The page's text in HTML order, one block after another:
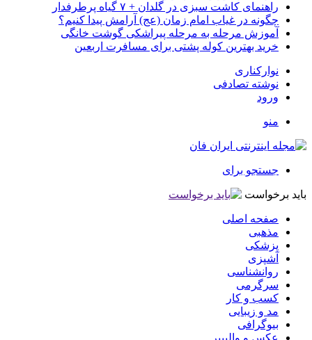
راهنمای کاشت سبزی در گلدان + ۷ گیاه پرطرفدار
چگونه در غیاب امام زمان (عج) آرامش پیدا کنیم؟
آموزش مرحله به مرحله پیراشکی گوشت خانگی
خرید بهترین کوله پشتی برای مسافرت اربعین
نوارکناری
نوشته تصادفی
ورود
منو
جستجو برای
باید برخواست
صفحه اصلی
مذهبی
پزشکی
آشپزی
روانشناسی
سرگرمی
کسب و کار
مد و زیبایی
بیوگرافی
عکس و والپیپر